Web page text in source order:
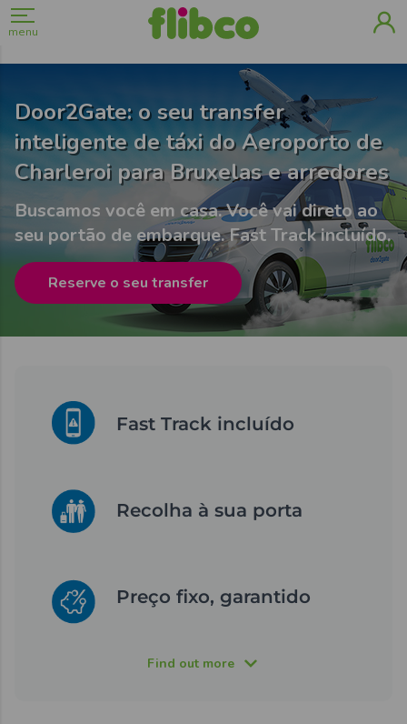
menu
Door2Gate: o seu transfer
inteligente de táxi do Aeroporto de
Charleroi para Bruxelas e arredores
Buscamos você em casa. Você vai direto ao
seu portão de embarque. Fast Track incluído.
Reserve o seu transfer
Fast Track incluído
Recolha à sua porta
Preço fixo, garantido
Find out more